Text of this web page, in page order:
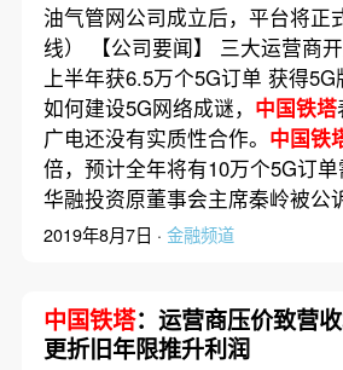
油气管网公司成立后，平台将正
线） 【公司要闻】 三大运营商开
上半年获6.5万个5G订单 获得
如何建设5G网络成谜， 中国铁塔
广电还没有实质性合作。 中国铁
倍，预计全年将有10万个5G订单
华融投资原董事会主席秦岭被
2019年8月7日 · 金融频道
中国铁塔：运营商压价致营
更折旧年限推升利润